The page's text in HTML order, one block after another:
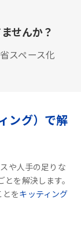
せんか？
スペース化
ング）で解
や人手の足りな
を解決します。
とをキッティング